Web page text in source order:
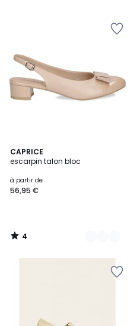
CAPRICE
escarpin talon bloc
à partir de
56,95 €
4
/
4
Couleurs
4
/